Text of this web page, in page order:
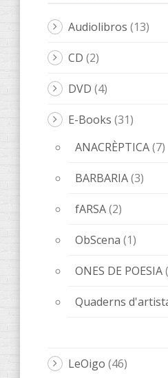
ONES DE POESIA
Quaderns d'artista
LeOigo(46)
ILLOTS(1)
Libros LeOigo
Música(8)
Poesía(6)
Relatos(20)
Relats(8)
Libros(89)